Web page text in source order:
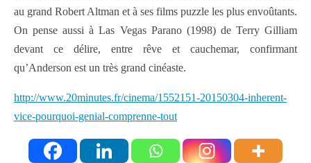
au grand Robert Altman et à ses films puzzle les plus envoûtants.
On pense aussi à Las Vegas Parano (1998) de Terry Gilliam
devant ce délire, entre rêve et cauchemar, confirmant
qu’Anderson est un très grand cinéaste.
http://www.20minutes.fr/cinema/1552151-20150304-inherent-
vice-pourquoi-genial-comprenne-tout